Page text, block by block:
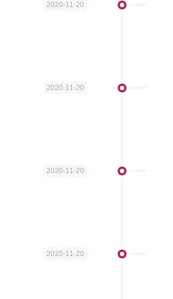
2020-11-20
2020-11-20
2020-11-20
2020-11-20